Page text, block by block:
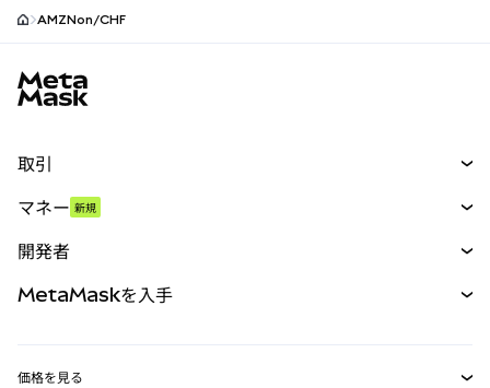
AMZNon/CHF
取引
パーペチュアル
RWA
マネー 新規
開発者
MetaMaskを入手
価格を見る